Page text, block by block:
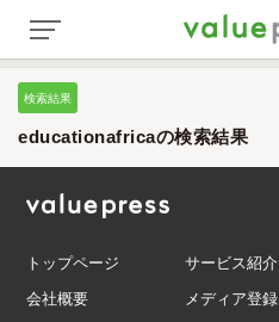
検索結果
educationafricaの検索結果
トップページ サービス紹介
会社概要
メディア登録